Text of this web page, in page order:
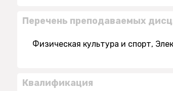
Перечень преподаваемых
Физическая культура и спорт,
Квалификация